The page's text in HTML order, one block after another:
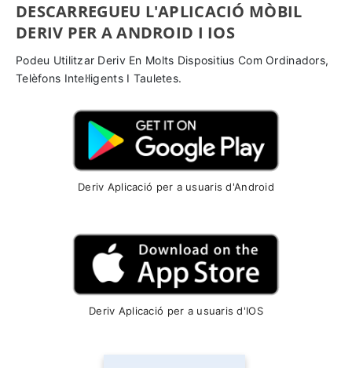
DESCARREGUEU L'APLICACIÓ MÒBIL
DERIV PER A ANDROID I IOS
Podeu Utilitzar Deriv En Molts Dispositius Com Ordinadors,
Telèfons Intel·ligents I Tauletes.
Deriv Aplicació per a usuaris d'Android
Deriv Aplicació per a usuaris d'IOS